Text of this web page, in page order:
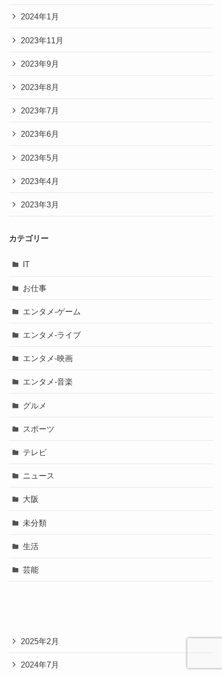
2024年1月
2023年11月
2023年9月
2023年8月
2023年7月
2023年6月
2023年5月
2023年4月
2023年3月
カテゴリー
IT
お仕事
エンタメ-ゲーム
エンタメ-ライブ
エンタメ-映画
エンタメ-音楽
グルメ
スポーツ
テレビ
ニュース
大阪
未分類
生活
芸能
2025年2月
2024年7月